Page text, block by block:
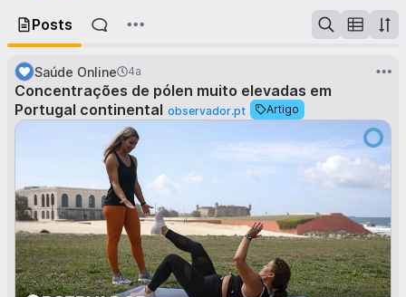
Posts
Saúde Online 4a
Concentrações de pólen muito elevadas em
Portugal continental observador.pt Artigo